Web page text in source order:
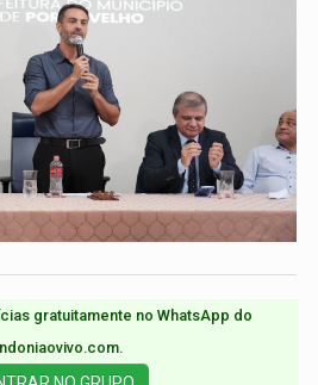
gratuitamente no WhatsApp do